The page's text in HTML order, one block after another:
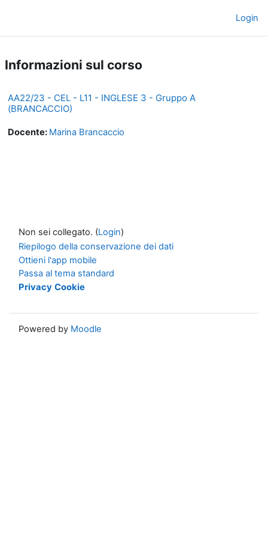
Login
Informazioni sul corso
AA22/23 - CEL - L11 - INGLESE 3 - Gruppo A
(BRANCACCIO)
Docente: Marina Brancaccio
Non sei collegato. (Login)
Riepilogo della conservazione dei dati
Ottieni l'app mobile
Passa al tema standard
Privacy Cookie
Powered by Moodle